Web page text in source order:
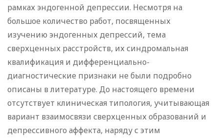
рамках эндогенной депрессии. Несмотря на
большое количество работ, посвященных
изучению эндогенных депрессий, тема
сверхценных расстройств, их синдромальная
квалификация и дифференциально-
диагностические признаки не были подробно
описаны в литературе. До настоящего времени
отсутствует клиническая типология, учитывающая
вариант взаимосвязи сверхценных образований и
депрессивного аффекта, наряду с этим